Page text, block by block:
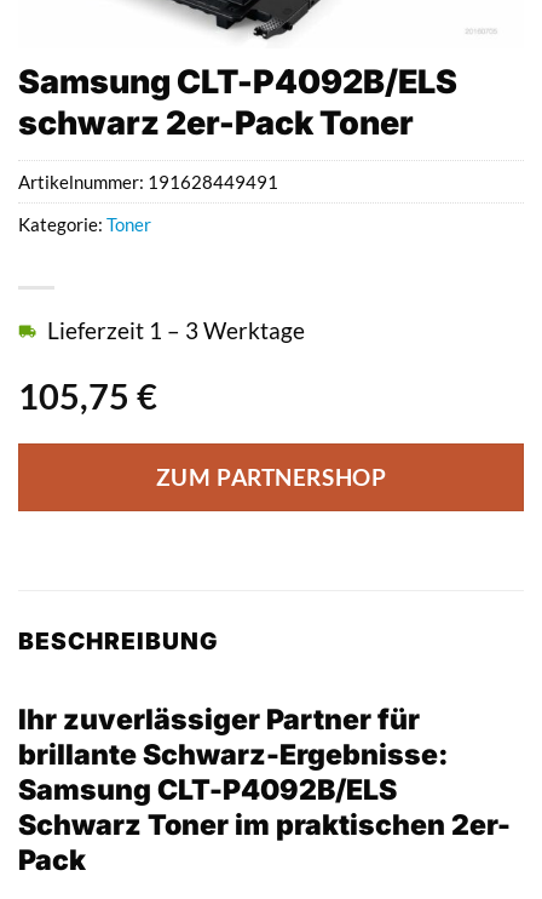
Samsung CLT-P4092B/ELS
schwarz 2er-Pack Toner
105,75 €
Lieferzeit 1 – 3 Werktage
ZUM PARTNERSHOP
Artikelnummer: 191628449491
Kategorie: Toner
BESCHREIBUNG
Ihr zuverlässiger Partner für
brillante Schwarz-Ergebnisse:
Samsung CLT-P4092B/ELS
Schwarz Toner im praktischen 2er-
Pack